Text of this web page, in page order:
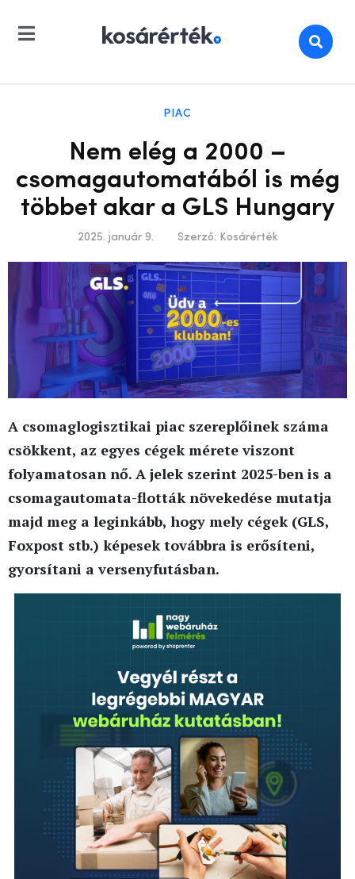
PIAC
Nem elég a 2000 –
csomagautomatából is még
többet akar a GLS Hungary
2025. január 9. Szerző: Kosárérték
A csomaglogisztikai piac szereplőinek száma
csökkent, az egyes cégek mérete viszont
folyamatosan nő. A jelek szerint 2025-ben is a
csomagautomata-flották növekedése mutatja
majd meg a leginkább, hogy mely cégek (GLS,
Foxpost stb.) képesek továbbra is erősíteni,
gyorsítani a versenyfutásban.